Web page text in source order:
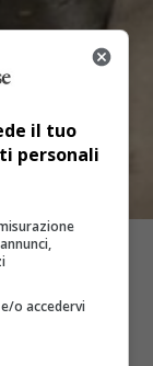
il tuo
personali
o accedervi